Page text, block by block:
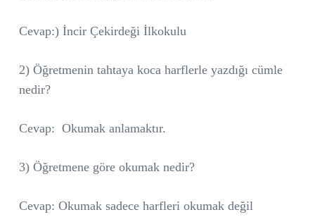
Cevap:) İncir Çekirdeği İlkokulu
2) Öğretmenin tahtaya koca harflerle yazdığı cümle
nedir?
Cevap: Okumak anlamaktır.
3) Öğretmene göre okumak nedir?
Cevap: Okumak sadece harfleri okumak değil